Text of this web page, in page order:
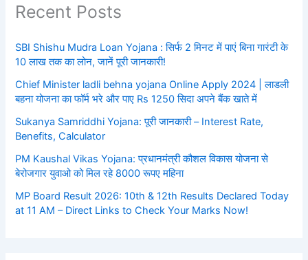
Recent Posts
SBI Shishu Mudra Loan Yojana : सिर्फ 2 मिनट में पाएं बिना गारंटी के
10 लाख तक का लोन, जानें पूरी जानकारी!
Chief Minister ladli behna yojana Online Apply 2024 | लाडली
बहना योजना का फॉर्म भरे और पाए Rs 1250 सिदा अपने बैंक खाते में
Sukanya Samriddhi Yojana: पूरी जानकारी – Interest Rate,
Benefits, Calculator
PM Kaushal Vikas Yojana: प्रधानमंत्री कौशल विकास योजना से
बेरोजगार युवाओ को मिल रहे 8000 रूपए महिना
MP Board Result 2026: 10th & 12th Results Declared Today
at 11 AM – Direct Links to Check Your Marks Now!